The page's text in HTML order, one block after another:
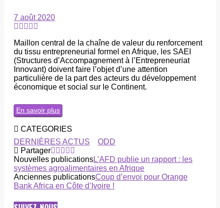
7 août 2020
Maillon central de la chaîne de valeur du renforcement
du tissu entrepreneurial formel en Afrique, les SAEI
(Structures d’Accompagnement à l’Entrepreneuriat
Innovant) doivent faire l’objet d’une attention
particulière de la part des acteurs du développement
économique et social sur le Continent.
En savoir plus
CATEGORIES
DERNIÈRES ACTUS
ODD
Partager
Nouvelles publicationsL’AFD publie un rapport : les
systèmes agroalimentaires en Afrique
Anciennes publicationsCoup d’envoi pour Orange
Bank Africa en Côte d’Ivoire !